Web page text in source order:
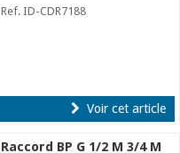
Ref. ID-CDR7188
Voir cet article
Raccord BP G 1/2 M 3/4 M